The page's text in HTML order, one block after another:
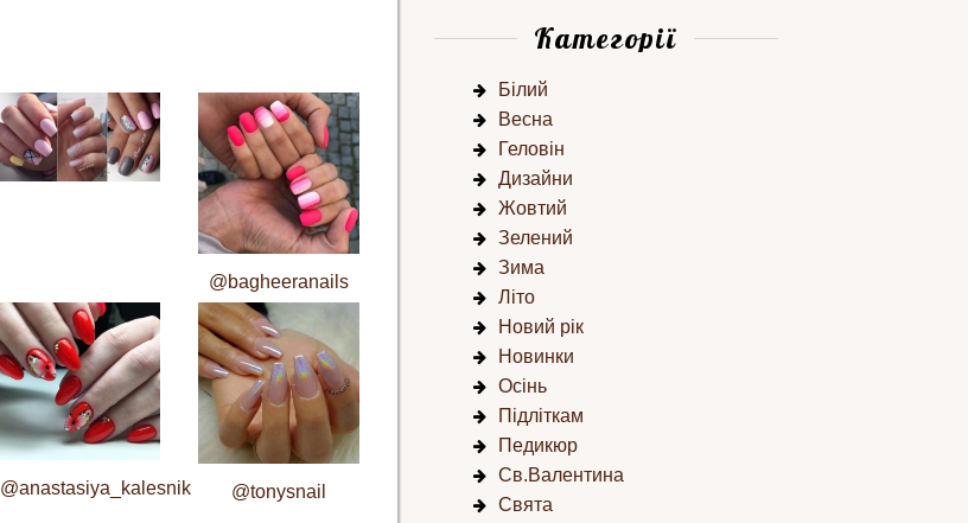
@bagheeranails
@anastasiya_kalesnik @tonysnail
Категорії
Білий
Весна
Геловін
Дизайни
Жовтий
Зелений
Зима
Літо
Новий рік
Новинки
Осінь
Підліткам
Педикюр
Св.Валентина
Свята